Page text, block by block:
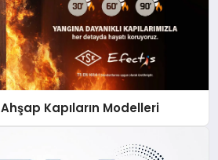
Kapıların Modelleri